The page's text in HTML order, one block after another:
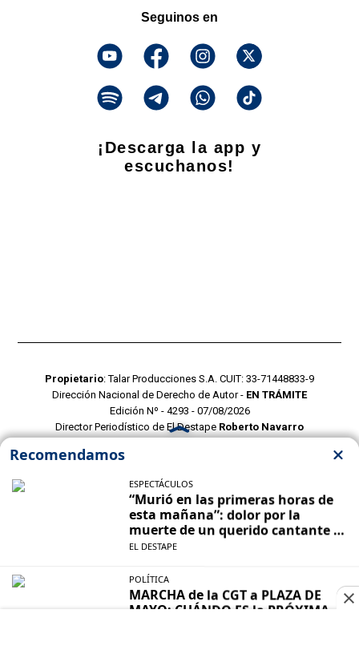
Seguinos en
¡Descarga la app y
escuchanos!
Propietario: Talar Producciones S.A. CUIT: 33-71448833-9
Dirección Nacional de Derecho de Autor - EN TRÁMITE
Edición Nº - 4293 - 07/08/2026
Director Periodístico de El Destape Roberto Navarro
POLITICAS DE PRIVACIDAD
CONTACTO COMERCIAL
CONTACTO EDITORIAL
Mustang Cloud- CMS para portales de noticias